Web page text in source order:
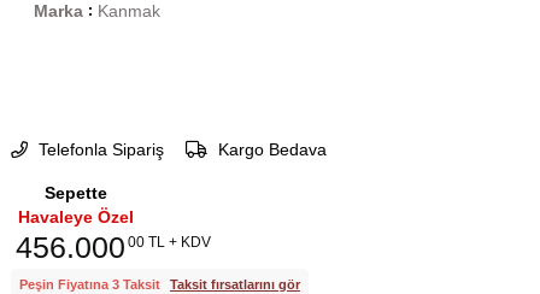
Marka : Kanmak
Telefonla Sipariş Kargo Bedava
Sepette
Havaleye Özel
456.000 00 TL + KDV
Peşin Fiyatına 3 Taksit Taksit fırsatlarını gör